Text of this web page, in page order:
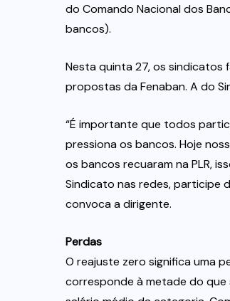
do Comando Nacional dos
bancos).
Nesta quinta 27, os sindicatos
propostas da Fenaban. A do
“É importante que todos
pressiona os bancos. Hoje
os bancos recuaram na PLR,
Sindicato nas redes, participe
convoca a dirigente.
Perdas
O reajuste zero significa uma
corresponde à metade do que